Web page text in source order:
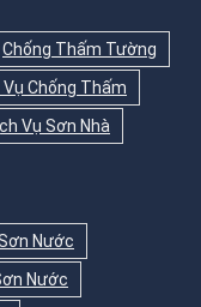
Chống Thấm Tường
Vụ Chống Thấm
Vụ Sơn Nhà
Nước
Nước